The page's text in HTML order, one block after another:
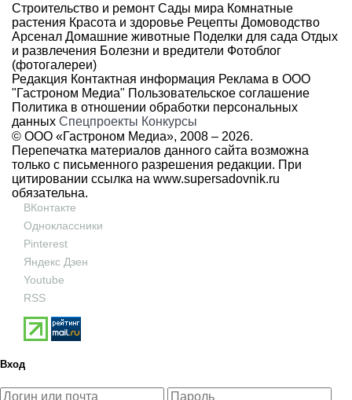
Строительство и ремонт Сады мира Комнатные
растения Красота и здоровье Рецепты Домоводство
Арсенал Домашние животные Поделки для сада Отдых
и развлечения Болезни и вредители Фотоблог
(фотогалереи)
Редакция Контактная информация Реклама в ООО
"Гастроном Медиа" Пользовательское соглашение
Политика в отношении обработки персональных
данных Спецпроекты Конкурсы
© ООО «Гастроном Медиа», 2008 – 2026.
Перепечатка материалов данного сайта возможна
только с письменного разрешения редакции. При
цитировании ссылка на www.supersadovnik.ru
обязательна.
ВКонтакте
Одноклассники
Pinterest
Яндекс Дзен
Youtube
RSS
Вход